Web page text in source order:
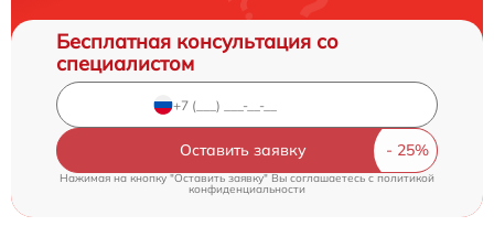
Бесплатная консультация со
специалистом
Оставить заявку
Нажимая на кнопку "Оставить заявку" Вы соглашаетесь c политикой
конфиденциальности